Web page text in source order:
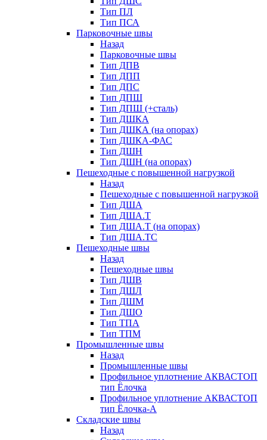
Тип ПЛ
Тип ПСА
Парковочные швы
Назад
Парковочные швы
Тип ДПВ
Тип ДПП
Тип ДПС
Тип ДПШ
Тип ДПШ (+сталь)
Тип ДШКА
Тип ДШКА (на опорах)
Тип ДШКА-ФАС
Тип ДШН
Тип ДШН (на опорах)
Пешеходные с повышенной нагрузкой
Назад
Пешеходные с повышенной нагрузкой
Тип ДША
Тип ДША.Т
Тип ДША.Т (на опорах)
Тип ДША.ТС
Пешеходные швы
Назад
Пешеходные швы
Тип ДШВ
Тип ДШЛ
Тип ДШМ
Тип ДШО
Тип ТПА
Тип ТПМ
Промышленные швы
Назад
Промышленные швы
Профильное уплотнение АКВАСТОП
тип Ёлочка
Профильное уплотнение АКВАСТОП
тип Ёлочка-А
Складские швы
Назад